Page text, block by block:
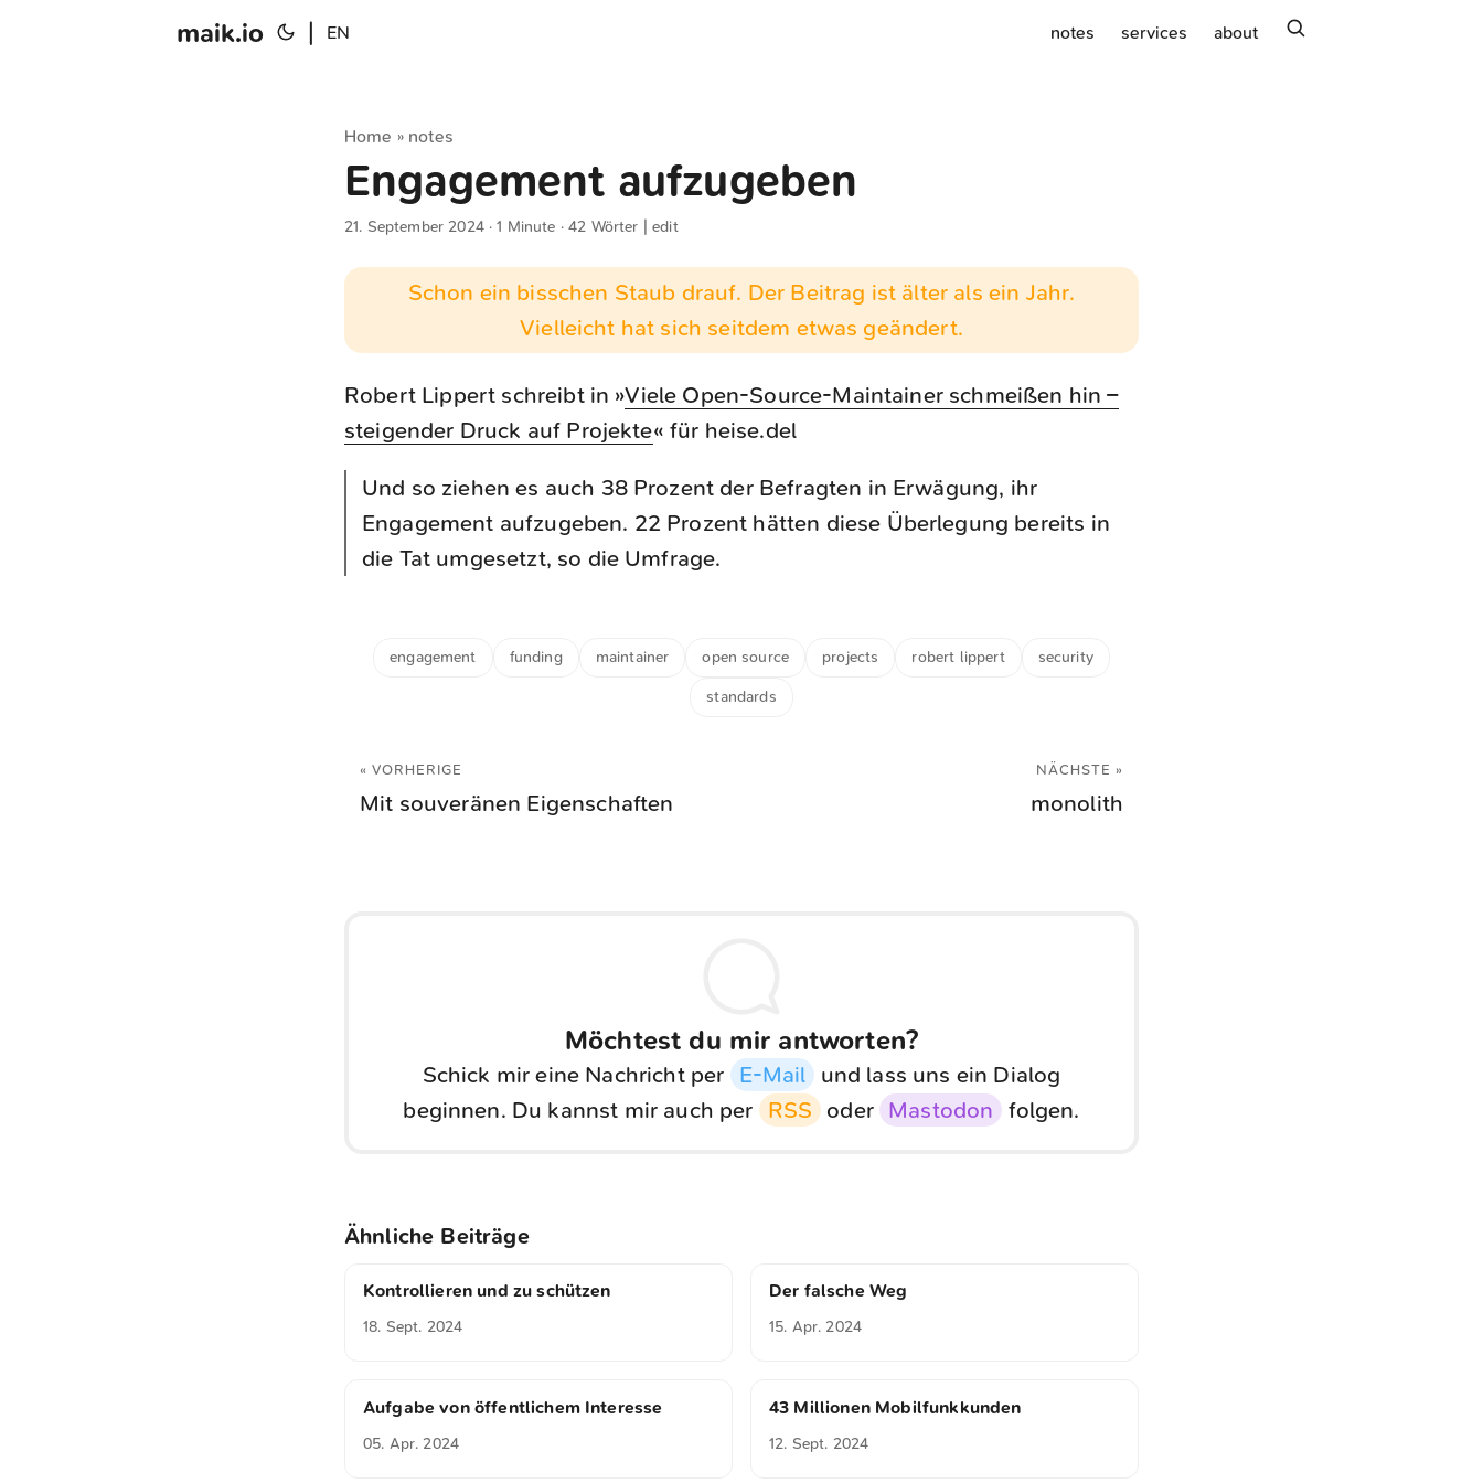
maik.io EN notes services about
Home » notes
Engagement aufzugeben
21. September 2024· 1 Minute · 42 Wörter |edit
Schon ein bisschen Staub drauf. Der Beitrag ist älter als ein Jahr.
Vielleicht hat sich seitdem etwas geändert.
Robert Lippert schreibt in »Viele Open-Source-Maintainer schmeißen hin –
steigender Druck auf Projekte« für heise.del
Und so ziehen es auch 38 Prozent der Befragten in Erwägung, ihr
Engagement aufzugeben. 22 Prozent hätten diese Überlegung bereits in
die Tat umgesetzt, so die Umfrage.
engagement funding maintainer open source projects robert lippert security
standards
« VORHERIGE
Mit souveränen Eigenschaften
NÄCHSTE »
monolith
Möchtest du mir antworten?
Schick mir eine Nachricht per E-Mail
und lass uns ein Dialog
beginnen. Du kannst mir auch per
RSS oder Mastodon folgen.
Ähnliche Beiträge
Kontrollieren und zu schützen
18. Sept. 2024
Der falsche Weg
15. Apr. 2024
Aufgabe von öffentlichem Interesse
05. Apr. 2024
43 Millionen Mobilfunkkunden
12. Sept. 2024